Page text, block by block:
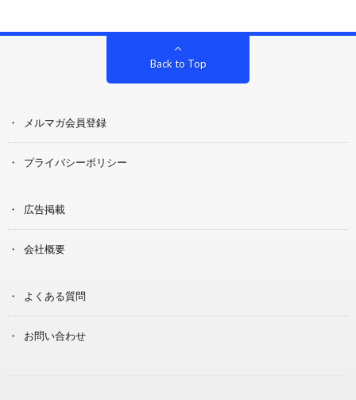
Back to Top
メルマガ会員登録
プライバシーポリシー
広告掲載
会社概要
よくある質問
お問い合わせ